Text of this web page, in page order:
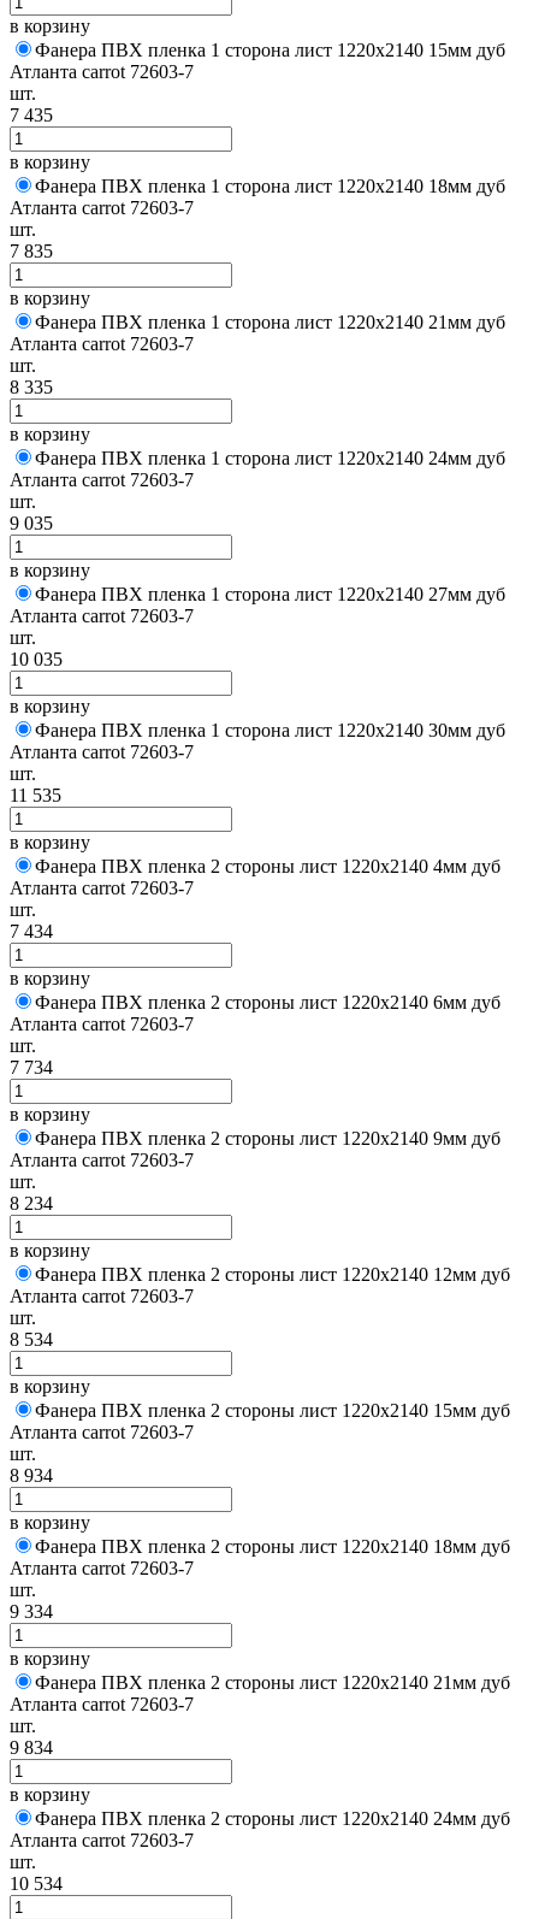
в корзину
Фанера ПВХ пленка 1 сторона лист 1220х2140 15мм дуб
Атланта carrot 72603-7
шт.
7 435
в корзину
Фанера ПВХ пленка 1 сторона лист 1220х2140 18мм дуб
Атланта carrot 72603-7
шт.
7 835
в корзину
Фанера ПВХ пленка 1 сторона лист 1220х2140 21мм дуб
Атланта carrot 72603-7
шт.
8 335
в корзину
Фанера ПВХ пленка 1 сторона лист 1220х2140 24мм дуб
Атланта carrot 72603-7
шт.
9 035
в корзину
Фанера ПВХ пленка 1 сторона лист 1220х2140 27мм дуб
Атланта carrot 72603-7
шт.
10 035
в корзину
Фанера ПВХ пленка 1 сторона лист 1220х2140 30мм дуб
Атланта carrot 72603-7
шт.
11 535
в корзину
Фанера ПВХ пленка 2 стороны лист 1220х2140 4мм дуб
Атланта carrot 72603-7
шт.
7 434
в корзину
Фанера ПВХ пленка 2 стороны лист 1220х2140 6мм дуб
Атланта carrot 72603-7
шт.
7 734
в корзину
Фанера ПВХ пленка 2 стороны лист 1220х2140 9мм дуб
Атланта carrot 72603-7
шт.
8 234
в корзину
Фанера ПВХ пленка 2 стороны лист 1220х2140 12мм дуб
Атланта carrot 72603-7
шт.
8 534
в корзину
Фанера ПВХ пленка 2 стороны лист 1220х2140 15мм дуб
Атланта carrot 72603-7
шт.
8 934
в корзину
Фанера ПВХ пленка 2 стороны лист 1220х2140 18мм дуб
Атланта carrot 72603-7
шт.
9 334
в корзину
Фанера ПВХ пленка 2 стороны лист 1220х2140 21мм дуб
Атланта carrot 72603-7
шт.
9 834
в корзину
Фанера ПВХ пленка 2 стороны лист 1220х2140 24мм дуб
Атланта carrot 72603-7
шт.
10 534